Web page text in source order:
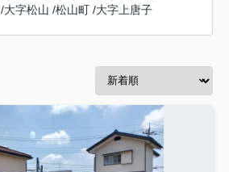
/大字松山 /松山町 /大字上唐子